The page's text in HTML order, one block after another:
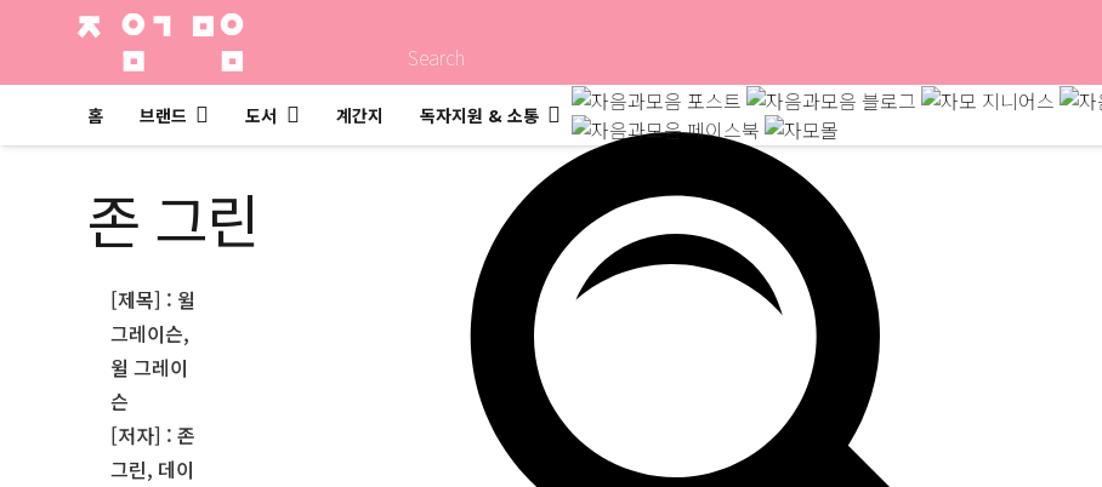
Search
홈 브랜드 도서 계간지 독자지원 & 소통
존 그린
[제목] : 윌
그레이슨,
윌 그레이
슨
[저자] : 존
그린, 데이